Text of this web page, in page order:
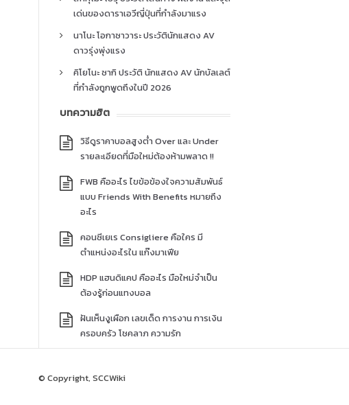
เด่นของดาราเอวีญี่ปุ่นที่กำลังมาแรง
นาโนะ โอกาซาวาระ ประวัตินักแสดง AV
ดาวรุ่งพุ่งแรง
คิโยโนะ ซากิ ประวัติ นักแสดง AV นักบัลเลต์
ที่กำลังถูกพูดถึงในปี 2026
บทความฮิต
วิธีดูราคาบอลสูงต่ำ Over และ Under
รายละเอียดที่มือใหม่ต้องห้ามพลาด !!
FWB คืออะไร ไขข้อข้องใจความสัมพันธ์
แบบ Friends With Benefits หมายถึง
อะไร
คอนซีเยเร Consigliere คือใคร มี
ตำแหน่งอะไรใน แก๊งมาเฟีย
HDP แฮนดิแคป คืออะไร มือใหม่จำเป็น
ต้องรู้ก่อนแทงบอล
ฝันเห็นงูเผือก เลขเด็ด การงาน การเงิน
ครอบครัว โชคลาภ ความรัก
© Copyright, SCCWiki